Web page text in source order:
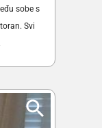
sobe s
Svi